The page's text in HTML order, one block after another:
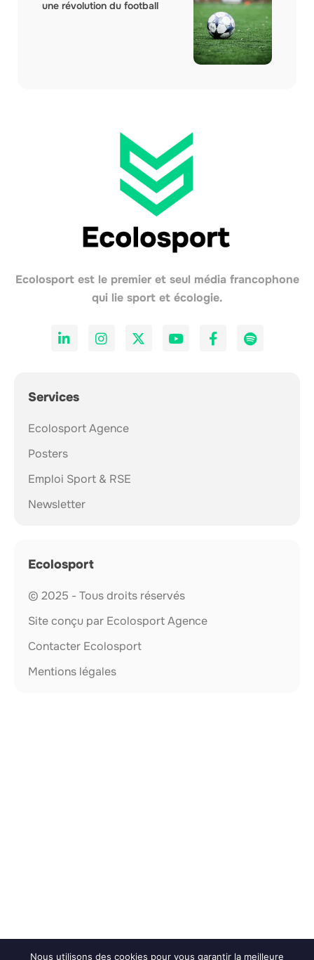
une révolution du football
Ecolosport est le premier et seul média francophone
qui lie sport et écologie.
Services
Ecolosport Agence
Posters
Emploi Sport & RSE
Newsletter
Ecolosport
© 2025 - Tous droits réservés
Site conçu par Ecolosport Agence
Contacter Ecolosport
Mentions légales
Nous utilisons des cookies pour vous garantir la meilleure